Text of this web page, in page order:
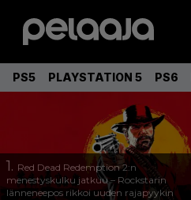
PS5 PLAYSTATION 5 PS6
1. Red Dead Redemption 2:n
menestyskulku jatkuu – Rockstarin
länneneepos rikkoi uuden rajapyykin